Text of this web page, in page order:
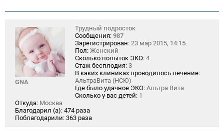
GNA
Трудный подросток
Сообщения: 987
Зарегистрирован: 23 мар 2015, 14:15
Пол: Женский
Сколько попыток ЭКО: 4
Стаж бесплодия: 3
В каких клиниках проводилось лечение:
АльтраВита (НСЮ)
Где было удачное ЭКО: Альтра Вита
Сколько у вас детей: 1
Откуда: Москва
Благодарил (а): 474 раза
Поблагодарили: 363 раза